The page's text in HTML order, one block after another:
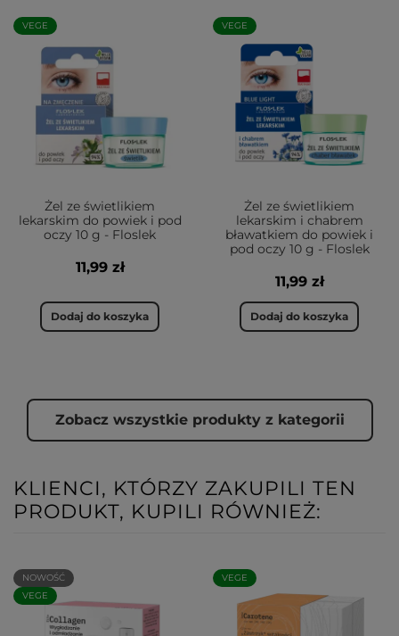
VEGE
Żel ze świetlikiem
lekarskim do powiek i pod
oczy 10 g - Floslek
11,99 zł
Dodaj do koszyka
VEGE
Żel ze świetlikiem
lekarskim i chabrem
bławatkiem do powiek i
pod oczy 10 g - Floslek
11,99 zł
Dodaj do koszyka
Zobacz wszystkie produkty z kategorii
KLIENCI, KTÓRZY ZAKUPILI TEN
PRODUKT, KUPILI RÓWNIEŻ:
NOWOŚĆ
VEGE
VEGE